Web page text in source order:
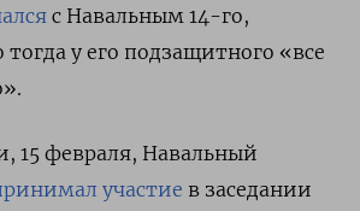
с Навальным 14-го,
у его подзащитного «все
15 февраля, Навальный
участие в заседании